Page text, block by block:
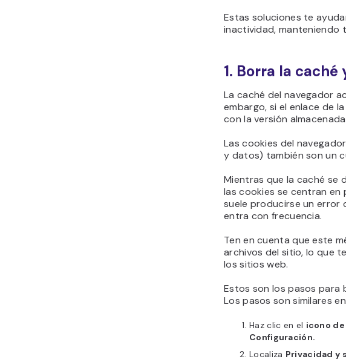
Estas soluciones te
inactividad, manteniendo
1. Borra la
La caché del navegador
embargo, si el enlace de
con la versión
Las cookies del
y datos) también son un
Mientras que la caché se
las cookies se centran en
suele producirse un error
entra con frecuencia.
Ten en cuenta que este
archivos del sitio, lo que
los sitios web.
Estos son los pasos para
Los pasos son similares
Haz clic en el icono
Configuración.
Localiza Privacidad y